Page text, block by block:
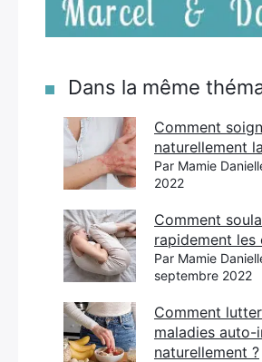
Dans la même
Comment
naturellement
Par Mamie
2022
Comment
rapidement les
Par Mamie
septembre 2022
Comment
maladies auto-
naturellement ?